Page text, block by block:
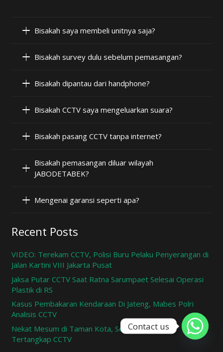
Bisakah saya membeli unitnya saja?
Bisakah survey dulu sebelum pemasangan?
Bisakah dipantau dari handphone?
Bisakah CCTV saya mengeluarkan suara?
Bisakah pasang CCTV tanpa internet?
Bisakah pemasangan diluar wilayah
JABODETABEK?
Mengenai garansi seperti apa?
Recent Posts
VIDEO: Terekam CCTV, Polisi Buru Pelaku Penyerangan di
Jalan Kartini VIII Jakarta Pusat
Jaksa Putar CCTV Saat Ratna Sarumpaet Selesai Operasi
Plastik di RS
Kasus Pembakaran Kendaraan Di Jateng, Mabes Polri
Analisis CCTV
Nekat Mesum di Taman Kota, Sepasang Remaja
Tertangkap CCTV
Contact us